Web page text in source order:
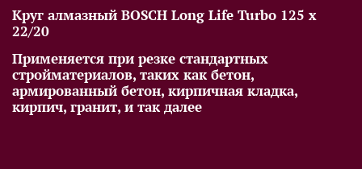
Круг алмазный BOSCH Long Life Turbo 125 х
22/20
Применяется при резке стандартных
стройматериалов, таких как бетон,
армированный бетон, кирпичная кладка,
кирпич, гранит, и так далее